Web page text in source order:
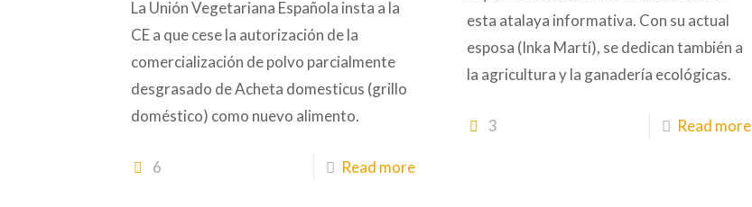
La Unión Vegetariana Española insta a la
CE a que cese la autorización de la
comercialización de polvo parcialmente
desgrasado de Acheta domesticus (grillo
doméstico) como nuevo alimento.
6 Read more
esta atalaya informativa. Con su actual
esposa (Inka Martí), se dedican también a
la agricultura y la ganadería ecológicas.
3 Read more